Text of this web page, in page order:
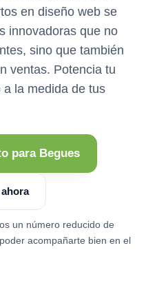
en diseño web se
innovadoras que no
sino que también
ventas. Potencia tu
la medida de tus
para Begues
un número reducido de
acompañarte bien en el